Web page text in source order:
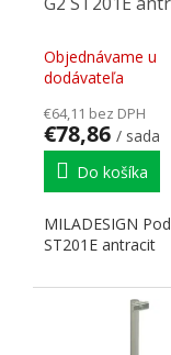
Objednávame u
dodávateľa
€64,11 bez DPH
€78,86 / sada
Do košíka
MILADESIGN
ST201E antracit